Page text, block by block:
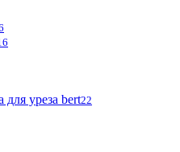
для уреза bert22